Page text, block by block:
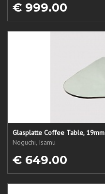
€ 999.00
Glasplatte Coffee Table, 19mm
Noguchi, Isamu
€ 649.00